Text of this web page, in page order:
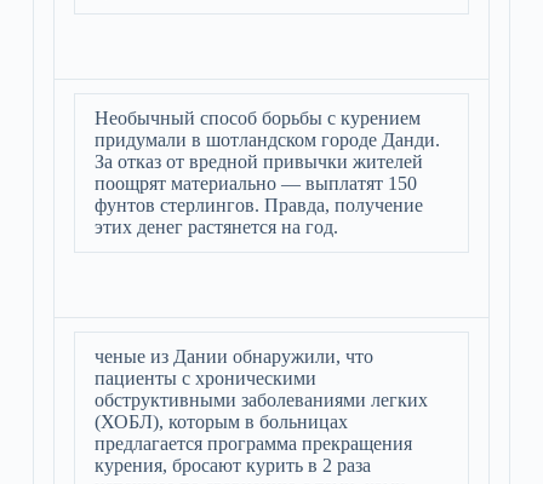
Необычный способ борьбы с курением
придумали в шотландском городе Данди.
За отказ от вредной привычки жителей
поощрят материально — выплатят 150
фунтов стерлингов. Правда, получение
этих денег растянется на год.
ченые из Дании обнаружили, что
пациенты с хроническими
обструктивными заболеваниями легких
(ХОБЛ), которым в больницах
предлагается программа прекращения
курения, бросают курить в 2 раза